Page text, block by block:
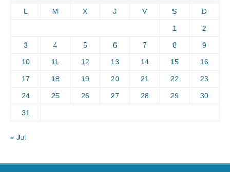
L M X J V S D
1 2
3 4 5 6 7 8 9
10 11 12 13 14 15 16
17 18 19 20 21 22 23
24 25 26 27 28 29 30
31
« Jul